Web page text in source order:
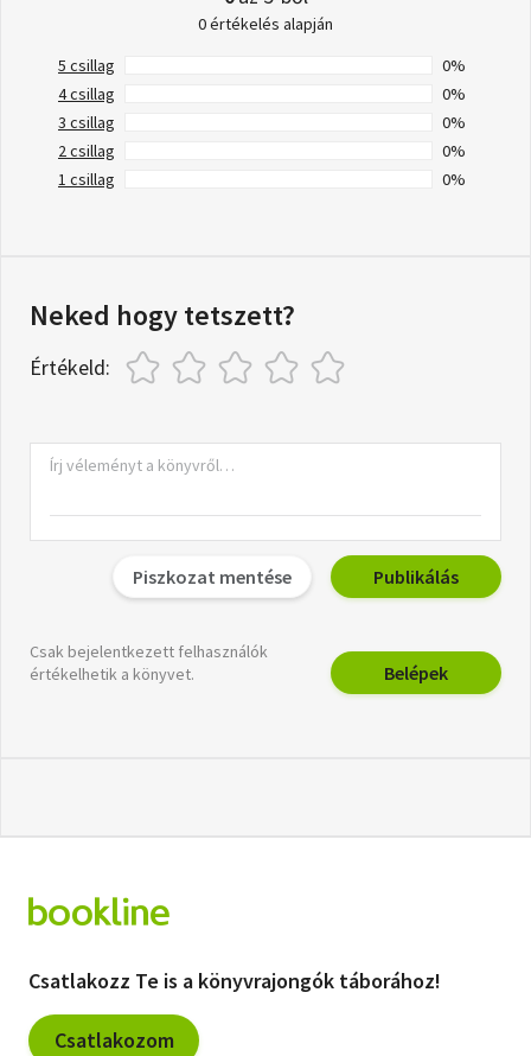
0 értékelés alapján
5 csillag
0%
4 csillag
0%
3 csillag
0%
2 csillag
0%
1 csillag
0%
Neked hogy tetszett?
Értékeld:
Piszkozat mentése Publikálás
Csak bejelentkezett felhasználók
értékelhetik a könyvet.
Belépek
Csatlakozz Te is a könyvrajongók táborához!
Csatlakozom